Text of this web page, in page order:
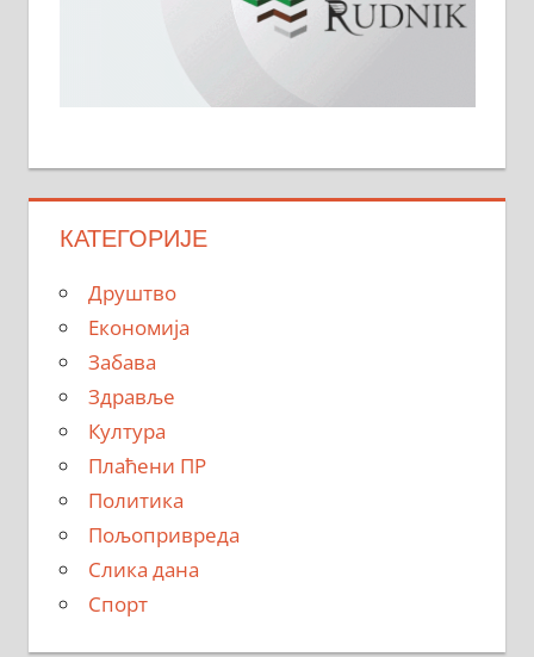
КАТЕГОРИЈЕ
Друштво
Економија
Забава
Здравље
Култура
Плаћени ПР
Политика
Пољопривреда
Слика дана
Спорт